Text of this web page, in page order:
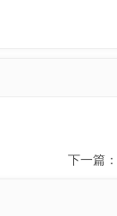
下一篇：